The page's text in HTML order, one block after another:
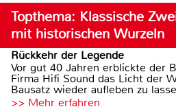
Topthema: Klassische
mit historischen Wurzeln
Rückkehr der Legende
Vor gut 40 Jahren erblickte der
Firma Hifi Sound das Licht der
Bausatz wieder aufleben zu
>> Mehr erfahren